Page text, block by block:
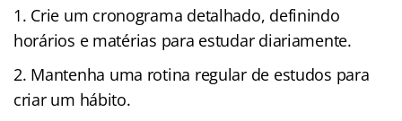
Crie um cronograma detalhado, definindo
horários e matérias para estudar diariamente.
Mantenha uma rotina regular de estudos para
criar um hábito.